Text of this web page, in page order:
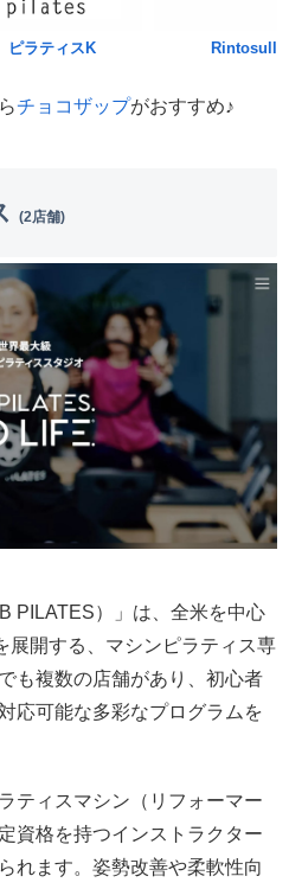
ピラティスK Rintosull
チョコザップがおすすめ♪
(2店舗)
PILATES）」は、全米を中心
展開する、マシンピラティス専
も複数の店舗があり、初心者
応可能な多彩なプログラムを
ティスマシン（リフォーマー
資格を持つインストラクター
れます。姿勢改善や柔軟性向